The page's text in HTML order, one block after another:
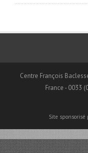
Centre François
France - 0033
Site sponsorisé